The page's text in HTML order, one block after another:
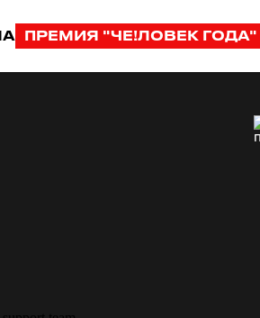
ПРЕМИЯ "ЧЕ!ЛОВЕК ГОДА"